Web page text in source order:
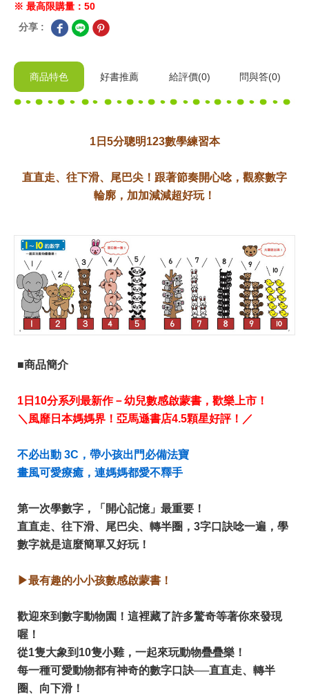
※ 最高限購量：50
分享 :
商品特色 好書推薦 給評價(0) 問與答(0)
1日5分聰明123數學練習本
​直直走、往下滑、尾巴尖！跟著節奏開心唸，觀察數字
輪廓，加加減減超好玩！
■商品簡介
1日10分系列最新作－幼兒數感啟蒙書，歡樂上市！
＼風靡日本媽媽界！亞馬遜書店4.5顆星好評！／
不必出動 3C，帶小孩出門必備法寶
畫風可愛療癒，連媽媽都愛不釋手
第一次學數字，「開心記憶」最重要！
直直走、往下滑、尾巴尖、轉半圈，3字口訣唸一遍，學
數字就是這麼簡單又好玩！
▶最有趣的小小孩數感啟蒙書！
歡迎來到數字動物園！這裡藏了許多驚奇等著你來發現
喔！
從1隻大象到10隻小雞，一起來玩動物疊疊樂！
每一種可愛動物都有神奇的數字口訣──直直走、轉半
圈、向下滑！